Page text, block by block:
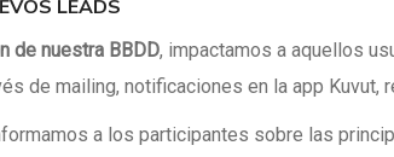
LEADS
de nuestra BBDD, impactamos a aquellos
de mailing, notificaciones en la app Kuvut,
a los participantes sobre las